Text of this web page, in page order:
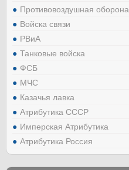
Противовоздушная оборона
Войска связи
РВиА
Танковые войска
ФСБ
МЧС
Казачья лавка
Атрибутика СССР
Имперская Атрибутика
Атрибутика Россия